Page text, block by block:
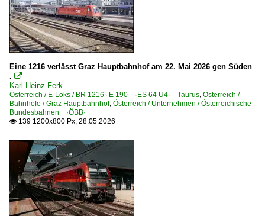
Rbf München Nord
Industriemessen
InnoTrans 2006
Fürth 2007-Ausstellung: Ankunft Eisenbahnstadt Fürth
Regional- und Fernzüge
CNL CityNightLine-Züge (alt)
EC EuroCity-Züge
RJ Railjet-Züge
RJX Railjet-Express-Züge
Eine 1216 verlässt Graz Hauptbahnhof am 22. Mai 2026 gen Süden
. 
Karl Heinz Ferk
Österreich / E-Loks / BR 1216 · E 190 ·ES 64 U4· Taurus, Österreich /
Bahnhöfe / Graz Hauptbahnhof, Österreich / Unternehmen / Österreichische
Bundesbahnen ·ÖBB·
 139 1200x800 Px, 28.05.2026